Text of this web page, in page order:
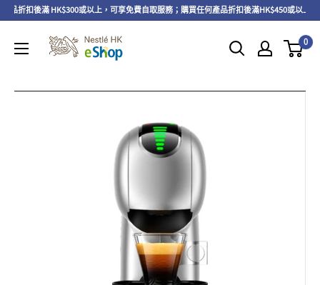
品折扣後滿 HK$300或以上，可享免費自取服務；購買任何產品折扣後滿HK$450或以上，
0